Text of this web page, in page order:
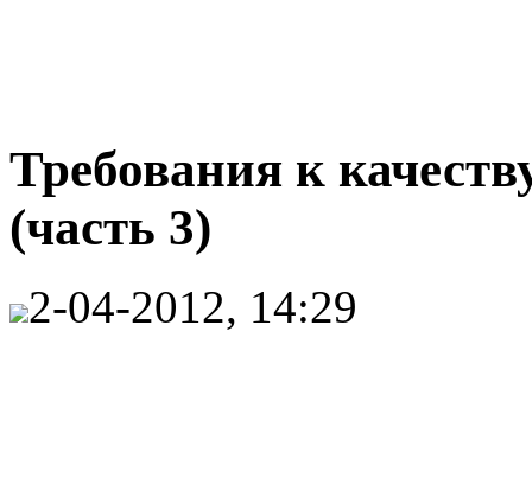
Требования к
(часть 3)
2-04-2012, 14:29